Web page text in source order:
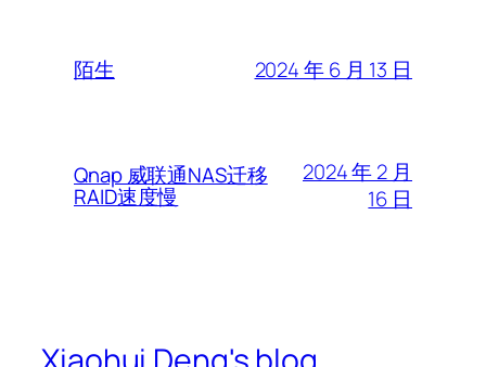
陌生 2024 年 6 月 13 日
Qnap 威联通NAS迁移
RAID速度慢
2024 年 2 月
16 日